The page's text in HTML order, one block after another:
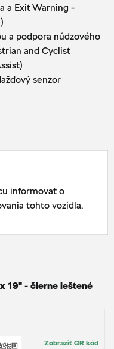
a Exit Warning -
a podpora núdzového
and Cyclist
senzor
informovať o
tohto vozidla.
19" - čierne leštené
Zobraziť QR kód